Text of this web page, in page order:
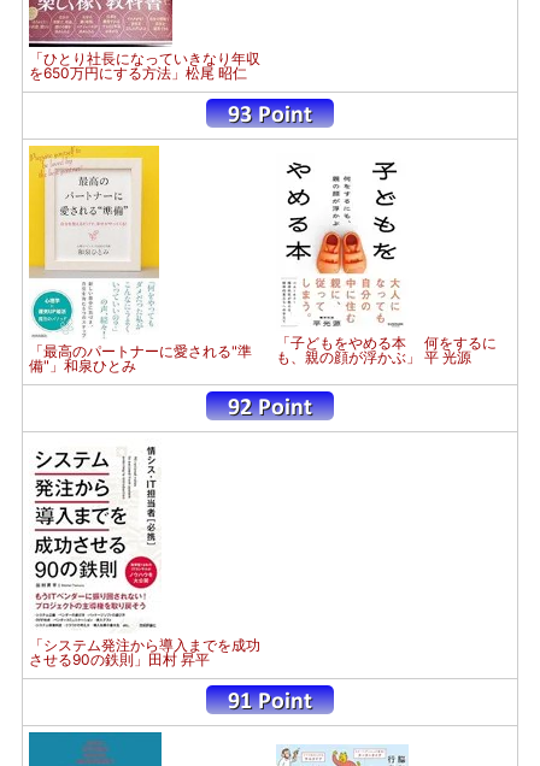
「ひとり社長になっていきなり年収
を650万円にする方法」松尾 昭仁
「最高のパートナーに愛される"準
備"」和泉ひとみ
「子どもをやめる本 何をするに
も、親の顔が浮かぶ」 平 光源
「システム発注から導入までを成功
させる90の鉄則」田村 昇平